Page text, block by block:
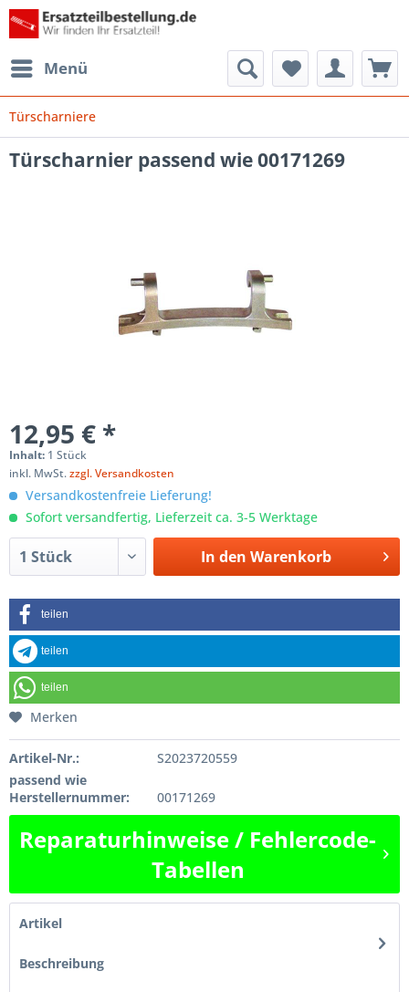
Menü
Türscharniere
Türscharnier passend wie 00171269
12,95 € *
Inhalt: 1 Stück
inkl. MwSt.zzgl. Versandkosten
Versandkostenfreie Lieferung!
Sofort versandfertig, Lieferzeit ca. 3-5 Werktage
In den Warenkorb
teilen
teilen
teilen
Merken
Artikel-Nr.:
S2023720559
passend wie
Herstellernummer:
00171269
Reparaturhinweise / Fehlercode-
Tabellen
Artikel
Beschreibung